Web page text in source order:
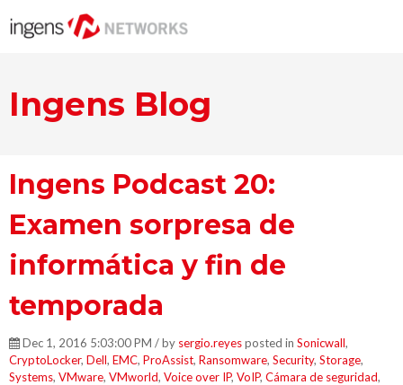
Ingens Blog
Ingens Podcast 20:
Examen sorpresa de
informática y fin de
temporada
Dec 1, 2016 5:03:00 PM / by sergio.reyesposted in Sonicwall,
CryptoLocker, Dell, EMC, ProAssist, Ransomware, Security, Storage,
Systems, VMware, VMworld, Voice over IP, VoIP, Cámara de seguridad,